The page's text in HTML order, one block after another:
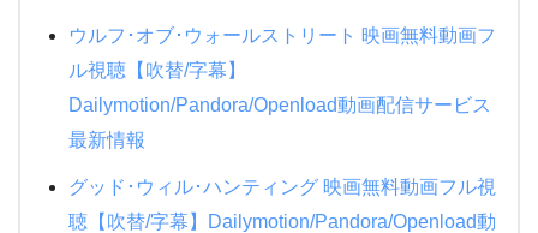
ウルフ･オブ･ウォールストリート 映画無料動画フ
ル視聴【吹替/字幕】
Dailymotion/Pandora/Openload動画配信サービス
最新情報
グッド･ウィル･ハンティング 映画無料動画フル視
聴【吹替/字幕】Dailymotion/Pandora/Openload動